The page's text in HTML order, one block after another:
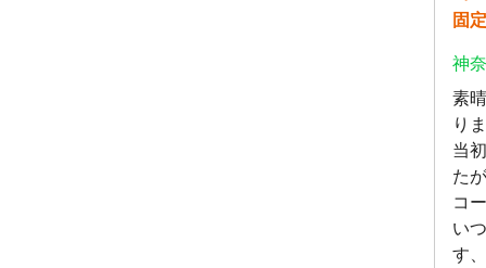
固
神
素
り
当
た
コ
い
す